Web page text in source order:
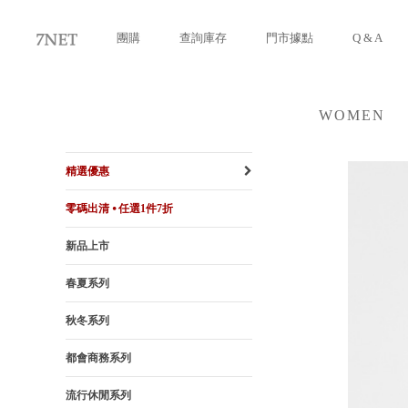
團購 查詢庫存 門市據點 Q & A
WOMEN
精選優惠
零碼出清 ⦁ 任選1件7折
新品上市
春夏系列
秋冬系列
都會商務系列
流行休閒系列